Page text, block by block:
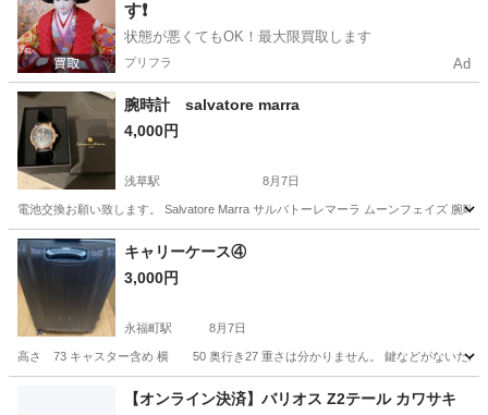
す❗️
状態が悪くてもOK！最大限買取します
プリフラ Ad
腕時計 salvatore marra
4,000円
浅草駅 8月7日
電池交換お願い致します。 Salvatore Marra サルバトーレマーラ ムーンフェイズ 腕時
東京 墨田区 浅草駅 その他
キャリーケース④
3,000円
永福町駅 8月7日
高さ 73 キャスター含め 横 50 奥行き27 重さは分かりません。 鍵などがないためご
永福町駅 その他 キャリーケース
【オンライン決済】バリオス Z2テール カワサキ